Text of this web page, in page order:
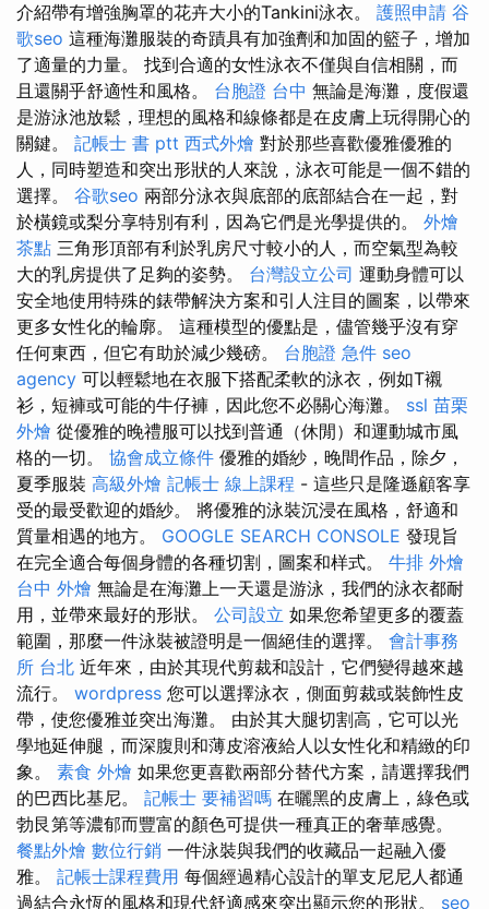
介紹帶有增強胸罩的花卉大小的Tankini泳衣。 護照申請 谷
歌seo 這種海灘服裝的奇蹟具有加強劑和加固的籃子，增加
了適量的力量。 找到合適的女性泳衣不僅與自信相關，而
且還關乎舒適性和風格。 台胞證 台中 無論是海灘，度假還
是游泳池放鬆，理想的風格和線條都是在皮膚上玩得開心的
關鍵。 記帳士 書 ptt 西式外燴 對於那些喜歡優雅優雅的
人，同時塑造和突出形狀的人來說，泳衣可能是一個不錯的
選擇。 谷歌seo 兩部分泳衣與底部的底部結合在一起，對
於橫鏡或梨分享特別有利，因為它們是光學提供的。 外燴
茶點 三角形頂部有利於乳房尺寸較小的人，而空氣型為較
大的乳房提供了足夠的姿勢。 台灣設立公司 運動身體可以
安全地使用特殊的錶帶解決方案和引人注目的圖案，以帶來
更多女性化的輪廓。 這種模型的優點是，儘管幾乎沒有穿
任何東西，但它有助於減少幾磅。 台胞證 急件 seo
agency 可以輕鬆地在衣服下搭配柔軟的泳衣，例如T襯
衫，短褲或可能的牛仔褲，因此您不必關心海灘。 ssl 苗栗
外燴 從優雅的晚禮服可以找到普通（休閒）和運動城市風
格的一切。 協會成立條件 優雅的婚紗，晚間作品，除夕，
夏季服裝 高級外燴 記帳士 線上課程 - 這些只是隆遜顧客享
受的最受歡迎的婚紗。 將優雅的泳裝沉浸在風格，舒適和
質量相遇的地方。 GOOGLE SEARCH CONSOLE 發現旨
在完全適合每個身體的各種切割，圖案和样式。 牛排 外燴
台中 外燴 無論是在海灘上一天還是游泳，我們的泳衣都耐
用，並帶來最好的形狀。 公司設立 如果您希望更多的覆蓋
範圍，那麼一件泳裝被證明是一個絕佳的選擇。 會計事務
所 台北 近年來，由於其現代剪裁和設計，它們變得越來越
流行。 wordpress 您可以選擇泳衣，側面剪裁或裝飾性皮
帶，使您優雅並突出海灘。 由於其大腿切割高，它可以光
學地延伸腿，而深腹則和薄皮溶液給人以女性化和精緻的印
象。 素食 外燴 如果您更喜歡兩部分替代方案，請選擇我們
的巴西比基尼。 記帳士 要補習嗎 在曬黑的皮膚上，綠色或
勃艮第等濃郁而豐富的顏色可提供一種真正的奢華感覺。
餐點外燴 數位行銷 一件泳裝與我們的收藏品一起融入優
雅。 記帳士課程費用 每個經過精心設計的單支尼尼人都通
過結合永恆的風格和現代舒適感來突出顯示您的形狀。 seo